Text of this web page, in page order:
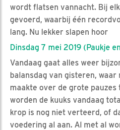
wordt flatsen vannacht. Bij
gevoerd, waarbij één
lang. Nu lekker slapen hoor
Dinsdag 7 mei 2019 (Paukje
Vandaag gaat alles weer
balansdag van gisteren, waar
maakte over de grote pauzes
worden de kuuks vandaag
krop is nog niet verteerd, of
voedering al aan. Al met al